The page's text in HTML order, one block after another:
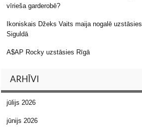
vīrieša garderobē?
Ikoniskais Džeks Vaits maija nogalē uzstāsies
Siguldā
A$AP Rocky uzstāsies Rīgā
ARHĪVI
jūlijs 2026
jūnijs 2026